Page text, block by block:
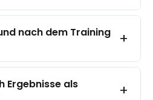
nach dem Training
+
Ergebnisse als
+